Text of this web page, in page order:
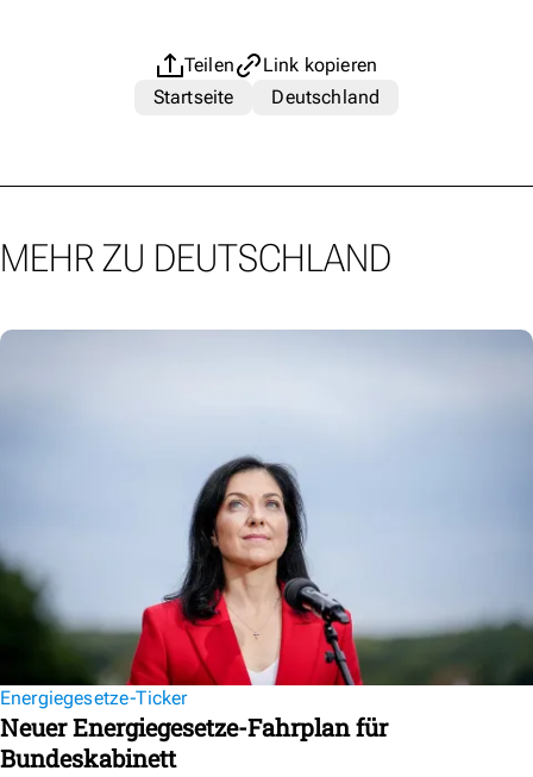
Teilen
Link kopieren
Startseite
Deutschland
MEHR ZU DEUTSCHLAND
Energiegesetze-Ticker
Neuer Energiegesetze-Fahrplan für
Bundeskabinett